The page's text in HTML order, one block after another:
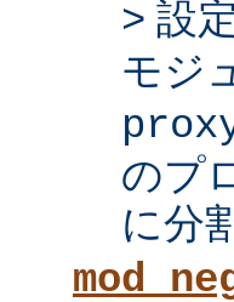
> 設
モジ
のプ
に分